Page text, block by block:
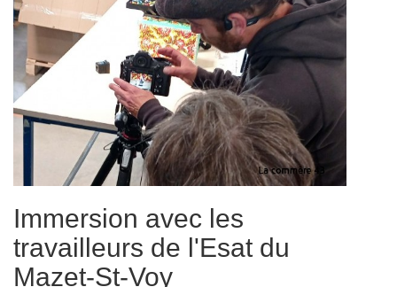
Immersion avec les
travailleurs de l'Esat du
Mazet-St-Voy